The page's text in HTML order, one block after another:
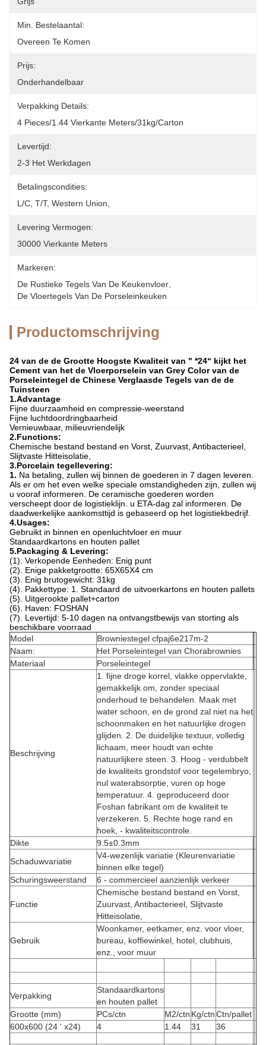
Min. Bestelaantal:
Overeen Te Komen
Prijs:
Onderhandelbaar
Verpakking Details:
4 Pieces/1.44 Vierkante Meters/31kg/carton
Levertijd:
2-3 Het Werkdagen
Betalingscondities:
L/C, T/T, Western Union,
Levering Vermogen:
30000 Vierkante Meters
Markeren:
De Rustieke Tegels Van De Keukenvloer
De Vloertegels Van De Porseleinkeuken
Productomschrijving
24 van de de Grootte Hoogste Kwaliteit van " *24“ kijkt het
Cement van het de Vloerporselein van Grey Color van de
Porseleintegel de Chinese Verglaasde Tegels van de de
Tuinsteen
1.Advantage
Fijne duurzaamheid en compressie-weerstand
Fijne luchtdoordringbaarheid
Vernieuwbaar, milieuvriendelijk
2.Functions:
Chemische bestand bestand en Vorst, Zuurvast, Antibacterieel,
Slijtvaste Hitteisolatie,
3.Porcelain tegellevering:
1. Na betaling, zullen wij binnen de goederen in 7 dagen leveren.
Als er om het even welke speciale omstandigheden zijn, zullen wij
u vooraf informeren. De ceramische goederen worden
verscheept door de logistieklijn. u ETA-dag zal informeren. De
daadwerkelijke aankomsttijd is gebaseerd op het logistiekbedrijf.
4.Usages:
Gebruikt in binnen en openluchtvloer en muur
Standaardkartons en houten pallet
5.Packaging & Levering:
(1). Verkopende Eenheden: Enig punt
(2). Enige pakketgrootte: 65X65X4 cm
(3). Enig brutogewicht: 31kg
(4). Pakkettype: 1. Standaard de uitvoerkartons en houten pallets
(5). Uitgerookte pallet+carton
(6). Haven: FOSHAN
(7). Levertijd: 5-10 dagen na ontvangstbewijs van storting als
beschikbare voorraad
Model
Browniestegel cfpaj6e217m-2
Naam:
Het Porseleintegel van Chorabrownies
Materiaal
Porseleintegel
Beschrijving
1. fijne droge korrel, vlakke oppervlakte,
gemakkelijk om, zonder speciaal
onderhoud te behandelen. Maak met
water schoon, en de grond zal niet na het
schoonmaken en het natuurlijke drogen
glijden. 2. De duidelijke textuur, volledig
lichaam, meer houdt van echte
natuurlijkere steen. 3. Hoog - verdubbelt
de kwaliteits grondstof voor tegelembryo,
nul waterabsorptie, vuren op hoge
temperatuur. 4. geproduceerd door
Foshan fabrikant om de kwaliteit te
verzekeren. 5. Rechte hoge rand en
hoek, - kwaliteitscontrole.
Dikte
9.5±0.3mm
Schaduwvariatie
V4-wezenlijk variatie (Kleurenvariatie
binnen elke tegel)
Schuringsweerstand
6 - commercieel aanzienlijk verkeer
Functie
Chemische bestand bestand en Vorst,
Zuurvast, Antibacterieel, Slijtvaste
Hitteisolatie,
Gebruik
Woonkamer, eetkamer, enz. voor vloer,
bureau, koffiewinkel, hotel, clubhuis,
enz., voor muur
Verpakking
Standaardkartons
en houten pallet
Grootte (mm)
PCs/ctn M2/ctn Kg/ctnCtn/pallet
600x600 (24 ' x24)
4 1.44 31 36